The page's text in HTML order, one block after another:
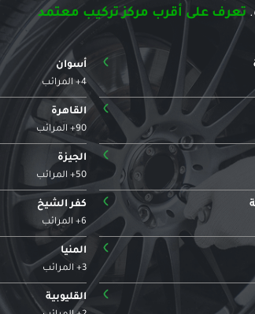
تعرف على أقرب مركز تركيب معتمد
› أسوان
4+ المرائب
› القاهرة
90+ المرائب
› الجيزة
50+ المرائب
› كفر الشيخ
6+ المرائب
› المنيا
3+ المرائب
› القليوبية